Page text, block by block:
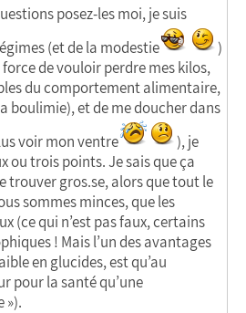
posez-les moi, je suis
(et de la modestie
)
de vouloir perdre mes kilos,
du comportement alimentaire,
boulimie), et de me doucher dans
voir mon ventre
), je
ou trois points. Je sais que ça
trouver gros.se, alors que tout le
sommes minces, que les
(ce qui n’est pas faux, certains
! Mais l’un des avantages
en glucides, est qu’au
pour la santé qu’une
»).